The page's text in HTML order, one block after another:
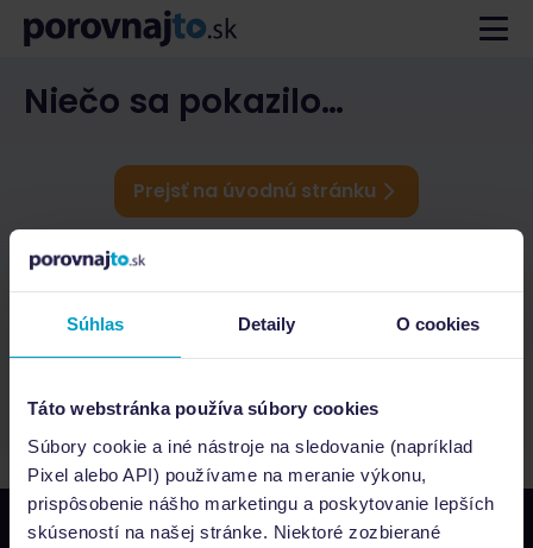
Súhlas Detaily O cookies
Táto webstránka používa súbory cookies
Súbory cookie a iné nástroje na sledovanie (napríklad
Pixel alebo API) používame na meranie výkonu,
prispôsobenie nášho marketingu a poskytovanie lepších
skúseností na našej stránke. Niektoré zozbierané
Niečo sa pokazilo…
Prejsť na úvodnú stránku